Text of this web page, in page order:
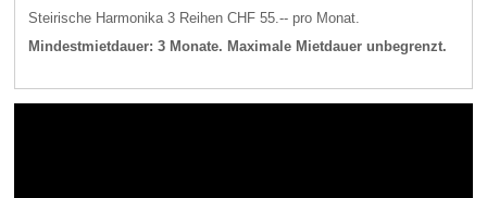
Steirische Harmonika 3 Reihen CHF 55.-- pro Monat.
Mindestmietdauer: 3 Monate. Maximale Mietdauer unbegrenzt.